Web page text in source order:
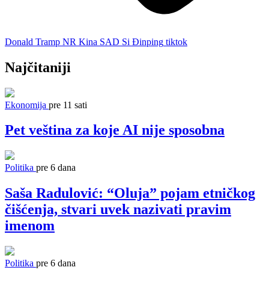
Donald Tramp NR Kina SAD Si Đinping tiktok
Najčitaniji
Ekonomija pre 11 sati
Pet veština za koje AI nije sposobna
Politika pre 6 dana
Saša Radulović: “Oluja” pojam etničkog
čišćenja, stvari uvek nazivati pravim
imenom
Politika pre 6 dana